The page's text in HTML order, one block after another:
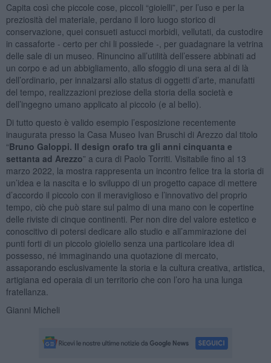
Capita così che piccole cose, piccoli “gioielli”, per l’uso e per la
preziosità del materiale, perdano il loro luogo storico di
conservazione, quei consueti astucci morbidi, vellutati, da custodire
in cassaforte - certo per chi li possiede -, per guadagnare la vetrina
delle sale di un museo. Rinuncino all’utilità dell’essere abbinati ad
un corpo e ad un abbigliamento, allo sfoggio di una sera al di là
dell’ordinario, per innalzarsi allo status di oggetti d’arte, manufatti
del tempo, realizzazioni preziose della storia della società e
dell’ingegno umano applicato al piccolo (e al bello).
Di tutto questo è valido esempio l’esposizione recentemente
inaugurata presso la Casa Museo Ivan Bruschi di Arezzo dal titolo
“Bruno Galoppi. Il design orafo tra gli anni cinquanta e
settanta ad Arezzo” a cura di Paolo Torriti. Visitabile fino al 13
marzo 2022, la mostra rappresenta un incontro felice tra la storia di
un’idea e la nascita e lo sviluppo di un progetto capace di mettere
d’accordo il piccolo con il meraviglioso e l’innovativo del proprio
tempo, ciò che può stare sul palmo di una mano con le copertine
delle riviste di cinque continenti. Per non dire del valore estetico e
conoscitivo di potersi dedicare allo studio e all’ammirazione dei
punti forti di un piccolo gioiello senza una particolare idea di
possesso, né immaginando una quotazione di mercato,
assaporando esclusivamente la storia e la cultura creativa, artistica,
artigiana ed operaia di un territorio che con l’oro ha una lunga
fratellanza.
Gianni Micheli